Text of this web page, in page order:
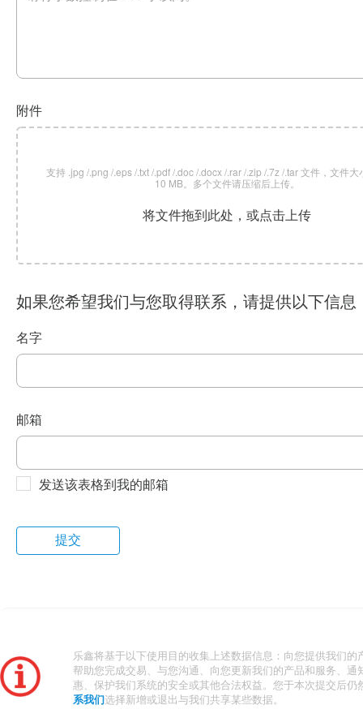
附件
支持 .jpg /.png /.eps /.txt /.pdf /.doc /.docx /.rar /.zip /.7z /.tar 文件，文件大
10 MB。多个文件请压缩后上传。
将文件拖到此处，或点击上传
如果您希望我们与您取得联系，请提供以下信息
名字
邮箱
发送该表格到我的邮箱
乐鑫将基于以下使用目的收集上述数据信息：向您提供我们的
帮助您完成交易、与您沟通、向您更新我们的产品和服务、通
惠、保护我们系统的安全或其他合法权益。您于本次提交后仍
系我们 选择新增或退出与我们共享某些数据。